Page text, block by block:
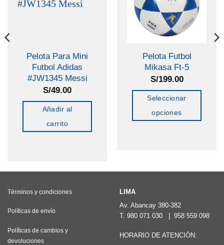
Pelota Para Mini
Futbol Adidas
#JW1345 Messi
S/49.00
Añadir al
carrito
Pelota Futbol
Mikasa Ft-5
S/199.00
Seleccionar
opciones
opciones
se
pueden
Términos y condiciones
Políticas de envío
Políticas de cambios y
devoluciones
LIMA
Av. Abancay 380-382
T. 980 071 030 958 559 098
HORARIO DE ATENCIÓN: